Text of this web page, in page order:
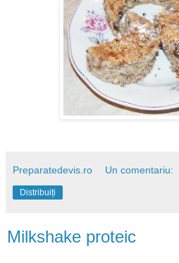
Preparatedevis.ro Un comentariu:
Distribuiți
Milkshake proteic